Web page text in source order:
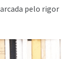
pelo rigor